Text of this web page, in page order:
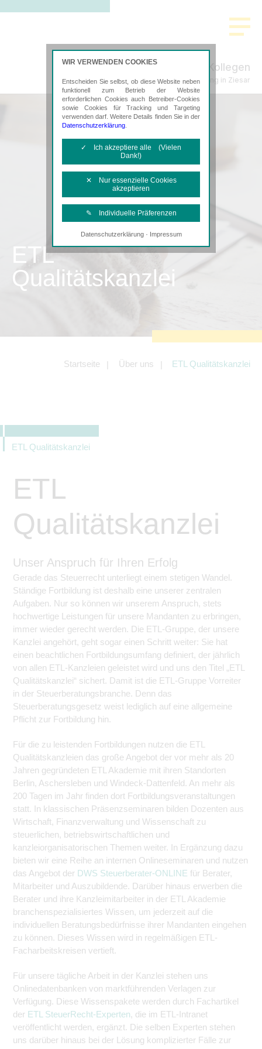
Szibalski & Kollegen
Steuerberatung in Ziesar
ETL
Qualitätskanzlei
Startseite Über uns ETL Qualitätskanzlei
ETL Qualitätskanzlei
ETL
Qualitätskanzlei
Unser Anspruch für Ihren Erfolg
Gerade das Steuerrecht unterliegt einem stetigen Wandel.
Ständige Fortbildung ist deshalb eine unserer zentralen
Aufgaben. Nur so können wir unserem Anspruch, stets
hochwertige Leistungen für unsere Mandanten zu erbringen,
immer wieder gerecht werden. Die ETL-Gruppe, der unsere
Kanzlei angehört, geht sogar einen Schritt weiter: Sie hat
einen beachtlichen Fortbildungsumfang definiert, der jährlich
von allen ETL-Kanzleien geleistet wird und uns den Titel „ETL
Qualitätskanzlei“ sichert. Damit ist die ETL-Gruppe Vorreiter
in der Steuerberatungsbranche. Denn das
Steuerberatungsgesetz weist lediglich auf eine allgemeine
Pflicht zur Fortbildung hin.
Für die zu leistenden Fortbildungen nutzen die ETL
Qualitätskanzleien das große Angebot der vor mehr als 20
Jahren gegründeten ETL Akademie mit ihren Standorten
Berlin, Aschersleben und Windeck-Dattenfeld. An mehr als
200 Tagen im Jahr finden dort Fortbildungsveranstaltungen
statt. In klassischen Präsenzseminaren bilden Dozenten aus
Wirtschaft, Finanzverwaltung und Wissenschaft zu
steuerlichen, betriebswirtschaftlichen und
kanzleiorganisatorischen Themen weiter. In Ergänzung dazu
bieten wir eine Reihe an internen Onlineseminaren und nutzen
das Angebot der DWS Steuerberater-ONLINE für Berater,
Mitarbeiter und Auszubildende. Darüber hinaus erwerben die
Berater und ihre Kanzleimitarbeiter in der ETL Akademie
branchenspezialisiertes Wissen, um jederzeit auf die
individuellen Beratungsbedürfnisse ihrer Mandanten eingehen
zu können. Dieses Wissen wird in regelmäßigen ETL-
Facharbeitskreisen vertieft.
Für unsere tägliche Arbeit in der Kanzlei stehen uns
Onlinedatenbanken von marktführenden Verlagen zur
Verfügung. Diese Wissenspakete werden durch Fachartikel
der ETL SteuerRecht-Experten, die im ETL-Intranet
veröffentlicht werden, ergänzt. Die selben Experten stehen
uns darüber hinaus bei der Lösung komplizierter Fälle zur
WIR VERWENDEN COOKIES
Entscheiden Sie selbst, ob diese Website neben
funktionell zum Betrieb der Website
erforderlichen Cookies auch Betreiber-Cookies
sowie Cookies für Tracking und Targeting
verwenden darf. Weitere Details finden Sie in der
Datenschutzerklärung
✓ Ich akzeptiere alle (Vielen
Dank!)
✕ Nur essenzielle Cookies
akzeptieren
✎ Individuelle Präferenzen
Notwendige Cookies
Diese Cookies sind erforderlich, um die
Tracking- und Targeting-Cookies
Angebotes einschließlich der
Angeboten von z.B. Facebook und
LinkedIn.
können.
Datenschutzerklärung· Impressum